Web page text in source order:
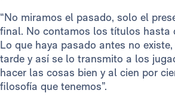
“No miramos el pasado, solo el
final. No contamos los títulos hasta
Lo que haya pasado antes no
tarde y así se lo transmito a los
hacer las cosas bien y al cien por
filosofía que tenemos”.